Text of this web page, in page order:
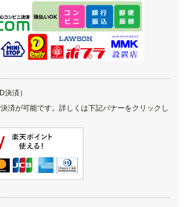
済）
済が可能です。詳しくは下記バナーをクリックし